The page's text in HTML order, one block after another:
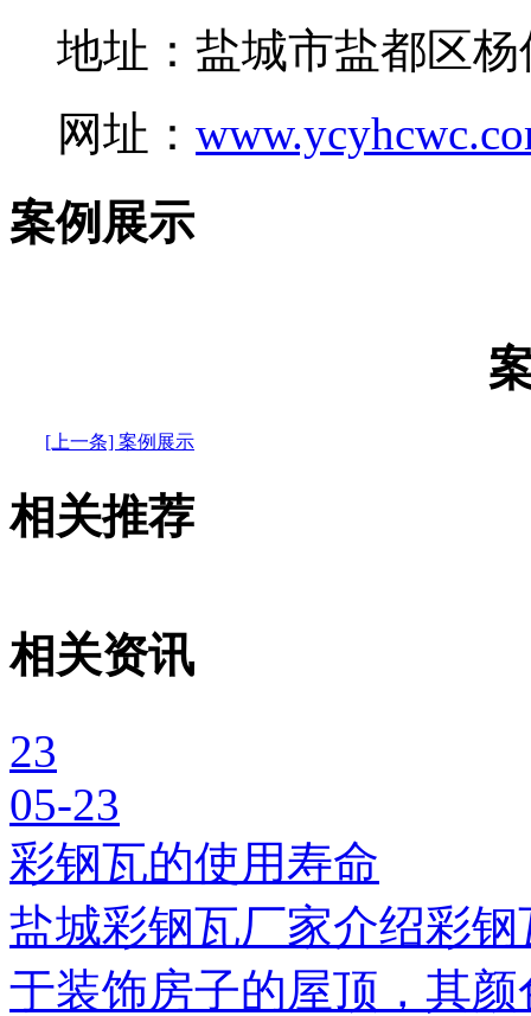
地址：盐城市盐都区
网址：
案例展示
[上一条] 案例展示
相关推荐
相关资讯
23
05-23
彩钢瓦的使用寿命
盐城彩钢瓦厂家介绍彩
于装饰房子的屋顶，其